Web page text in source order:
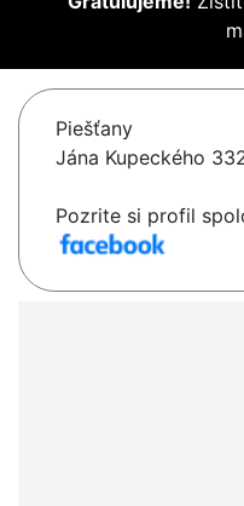
Piešťany
Jána Kupeckého
Pozrite si profil